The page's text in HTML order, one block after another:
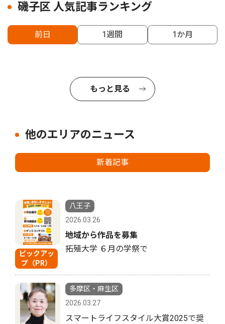
磯子区 人気記事ランキング
前日 1週間 1か月
もっと見る
他のエリアのニュース
新着記事
ピックアッ
プ（PR）
八王子
2026.03.26
地域から作品を募集
拓殖大学 ６月の学祭で
多摩区・麻生区
2026.03.27
スマートライフスタイル大賞2025で奨